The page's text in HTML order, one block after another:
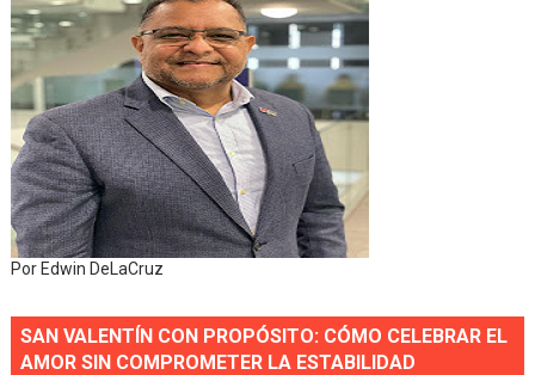
Por Edwin DeLaCruz
SAN VALENTÍN CON PROPÓSITO: CÓMO CELEBRAR EL
AMOR SIN COMPROMETER LA ESTABILIDAD